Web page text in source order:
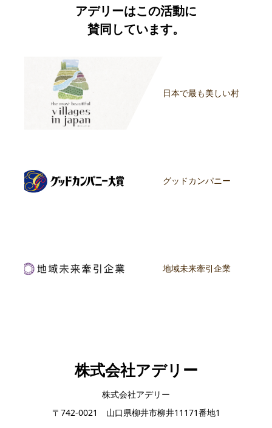
アデリーはこの活動に
賛同しています。
日本で最も美しい村
グッドカンパニー
地域未来牽引企業
株式会社アデリー
株式会社アデリー
〒742-0021 山口県柳井市柳井11171番地1